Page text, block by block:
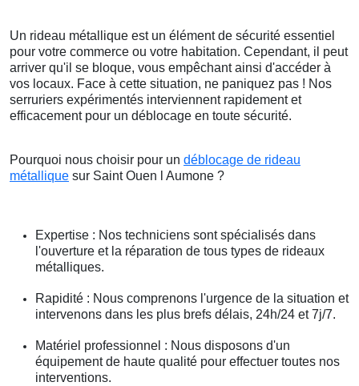
Un rideau métallique est un élément de sécurité essentiel
pour votre commerce ou votre habitation. Cependant, il peut
arriver qu'il se bloque, vous empêchant ainsi d'accéder à
vos locaux. Face à cette situation, ne paniquez pas ! Nos
serruriers expérimentés interviennent rapidement et
efficacement pour un déblocage en toute sécurité.
Pourquoi nous choisir pour un déblocage de rideau
métallique sur Saint Ouen l Aumone ?
Expertise : Nos techniciens sont spécialisés dans
l'ouverture et la réparation de tous types de rideaux
métalliques.
Rapidité : Nous comprenons l'urgence de la situation et
intervenons dans les plus brefs délais, 24h/24 et 7j/7.
Matériel professionnel : Nous disposons d'un
équipement de haute qualité pour effectuer toutes nos
interventions.